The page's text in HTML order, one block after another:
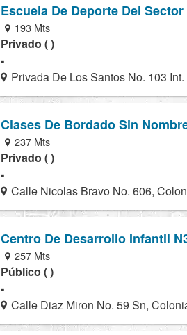
Escuela De Deporte Del
193 Mts
Privado ( )
-
Privada De Los Santos No. 103
Clases De Bordado Sin
237 Mts
Privado ( )
-
Calle Nicolas Bravo No. 606,
Centro De Desarrollo Infantil
257 Mts
Público ( )
-
Calle Diaz Miron No. 59 Sn,